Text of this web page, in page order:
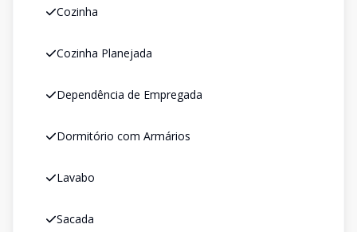
Cozinha
Cozinha Planejada
Dependência de Empregada
Dormitório com Armários
Lavabo
Sacada